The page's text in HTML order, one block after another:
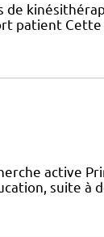
patient
active
suite à